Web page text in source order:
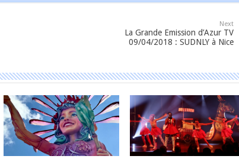
Next
La Grande Emission d’Azur TV
09/04/2018 : SUDNLY à Nice